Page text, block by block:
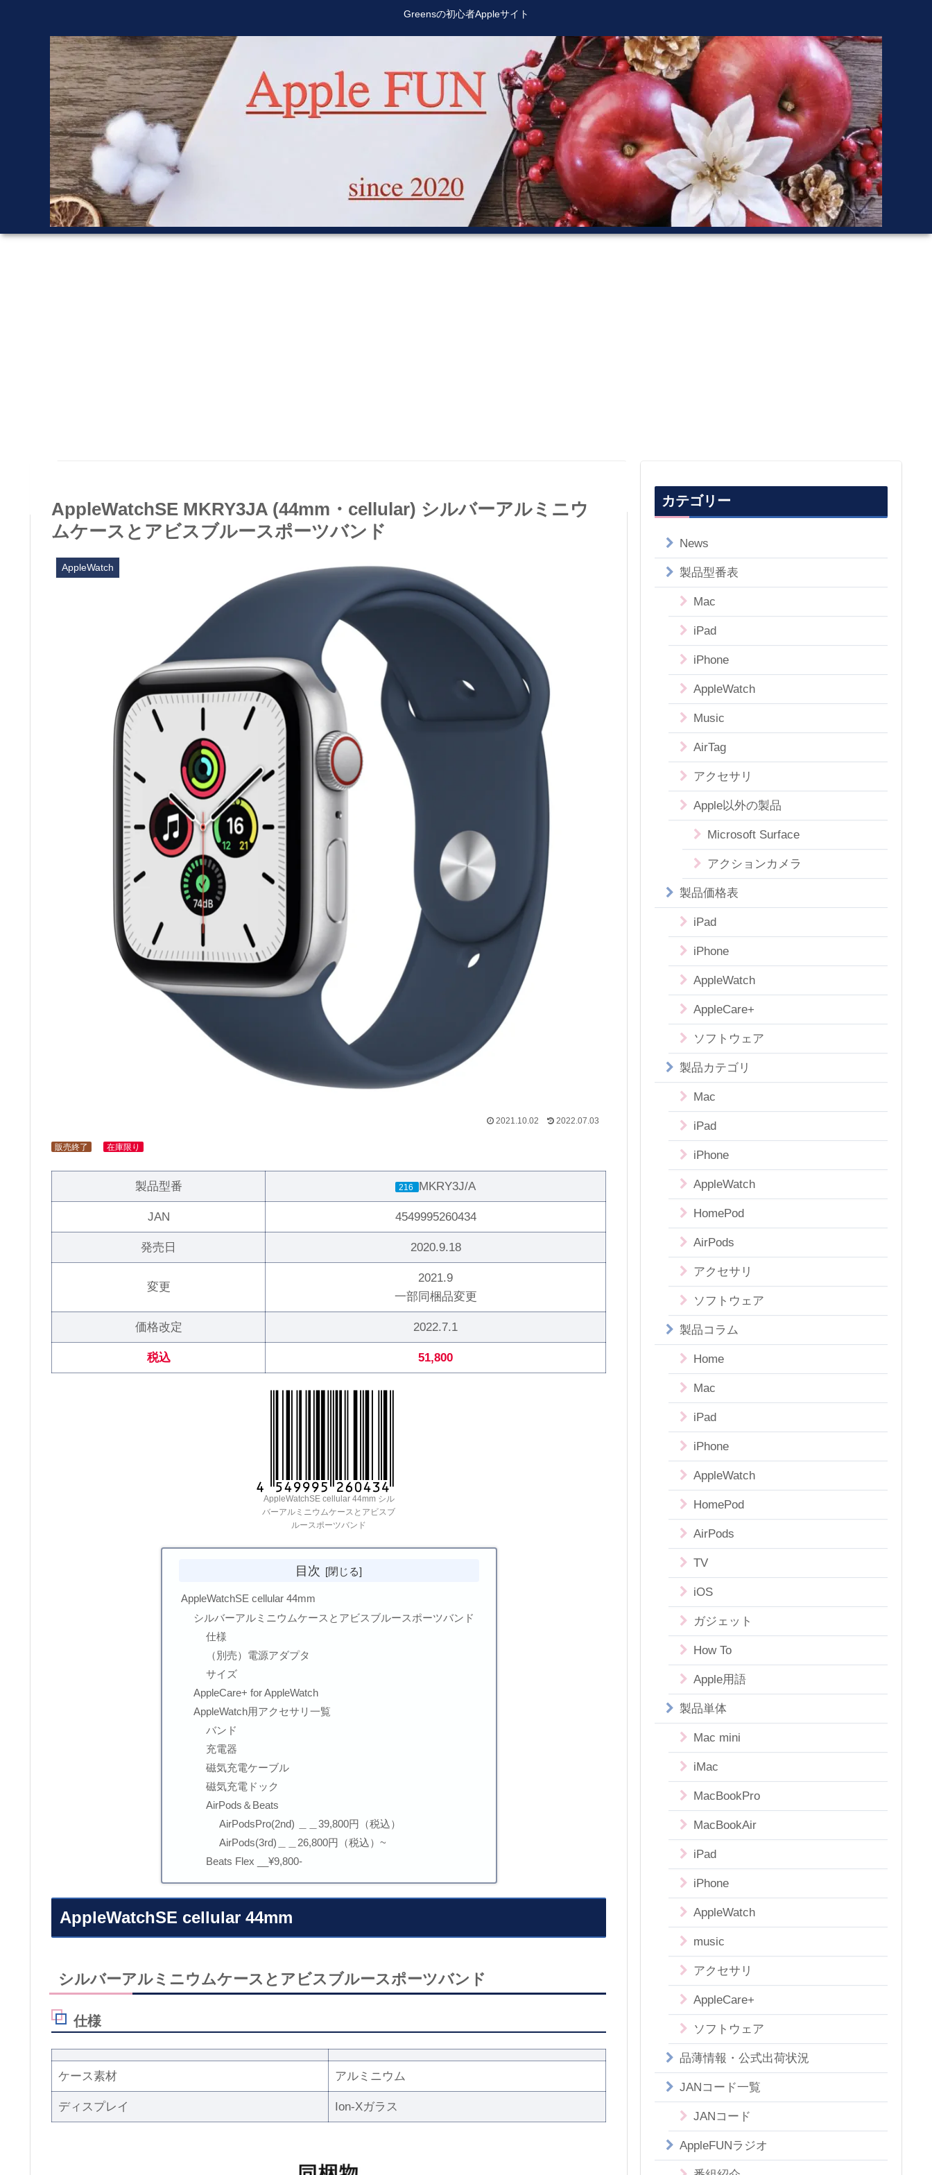
Greensの初心者Appleサイト
AppleWatchSE MKRY3JA (44mm・cellular) シルバーアルミニウ
ムケースとアビスブルースポーツバンド
AppleWatch
2021.10.02 2022.07.03
販売終了 在庫限り
製品型番 216 MKRY3J/A
JAN 4549995260434
発売日 2020.9.18
変更
2021.9
一部同梱品変更
価格改定 2022.7.1
税込 51,800
AppleWatchSE cellular 44mm シル
バーアルミニウムケースとアビスブ
ルースポーツバンド
目次
AppleWatchSE cellular 44mm
シルバーアルミニウムケースとアビスブルースポーツバンド
仕様
（別売）電源アダプタ
サイズ
AppleCare+ for AppleWatch
AppleWatch用アクセサリ一覧
バンド
充電器
磁気充電ケーブル
磁気充電ドック
AirPods＆Beats
AirPodsPro(2nd) ＿＿39,800円（税込）
AirPods(3rd)＿＿26,800円（税込）~
Beats Flex __¥9,800-
AppleWatchSE cellular 44mm
シルバーアルミニウムケースとアビスブルースポーツバンド
仕様
ケース素材 アルミニウム
ディスプレイ Ion-Xガラス
カテゴリー
News
製品型番表
Mac
iPad
iPhone
AppleWatch
Music
AirTag
アクセサリ
Apple以外の製品
Microsoft Surface
アクションカメラ
製品価格表
iPad
iPhone
AppleWatch
AppleCare+
ソフトウェア
製品カテゴリ
Mac
iPad
iPhone
AppleWatch
HomePod
AirPods
アクセサリ
ソフトウェア
製品コラム
Home
Mac
iPad
iPhone
AppleWatch
HomePod
AirPods
TV
iOS
ガジェット
How To
Apple用語
製品単体
Mac mini
iMac
MacBookPro
MacBookAir
iPad
iPhone
AppleWatch
music
アクセサリ
AppleCare+
ソフトウェア
品薄情報・公式出荷状況
JANコード一覧
JANコード
AppleFUNラジオ